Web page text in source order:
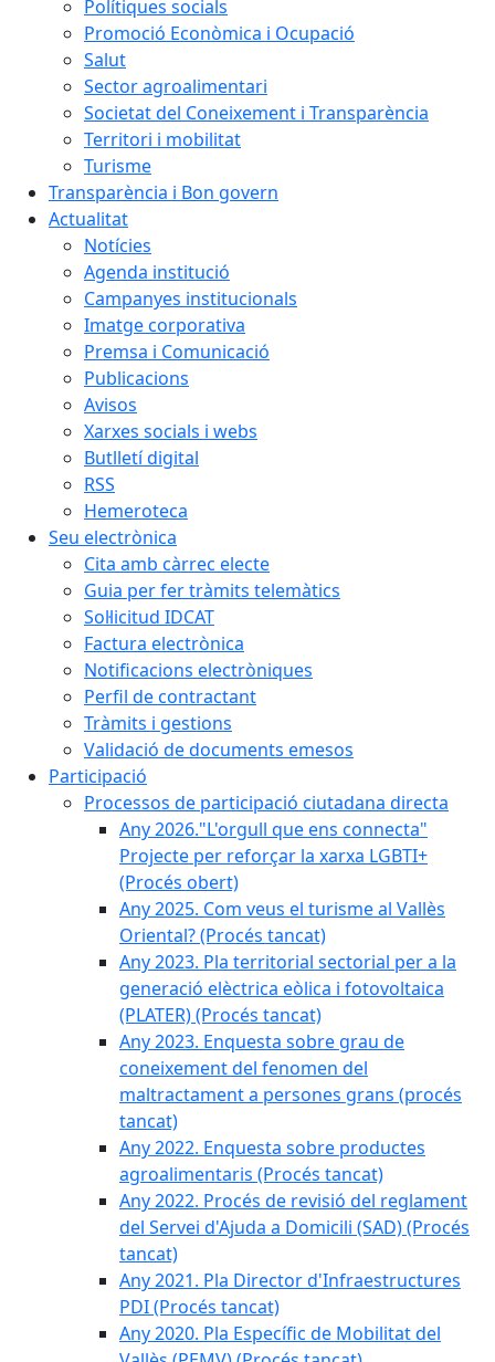
Polítiques socials
Promoció Econòmica i Ocupació
Salut
Sector agroalimentari
Societat del Coneixement i Transparència
Territori i mobilitat
Turisme
Transparència i Bon govern
Actualitat
Notícies
Agenda institució
Campanyes institucionals
Imatge corporativa
Premsa i Comunicació
Publicacions
Avisos
Xarxes socials i webs
Butlletí digital
RSS
Hemeroteca
Seu electrònica
Cita amb càrrec electe
Guia per fer tràmits telemàtics
Sol·licitud IDCAT
Factura electrònica
Notificacions electròniques
Perfil de contractant
Tràmits i gestions
Validació de documents emesos
Participació
Processos de participació ciutadana directa
Any 2026."L'orgull que ens connecta"
Projecte per reforçar la xarxa LGBTI+
(Procés obert)
Any 2025. Com veus el turisme al Vallès
Oriental? (Procés tancat)
Any 2023. Pla territorial sectorial per a la
generació elèctrica eòlica i fotovoltaica
(PLATER) (Procés tancat)
Any 2023. Enquesta sobre grau de
coneixement del fenomen del
maltractament a persones grans (procés
tancat)
Any 2022. Enquesta sobre productes
agroalimentaris (Procés tancat)
Any 2022. Procés de revisió del reglament
del Servei d'Ajuda a Domicili (SAD) (Procés
tancat)
Any 2021. Pla Director d'Infraestructures
PDI (Procés tancat)
Any 2020. Pla Específic de Mobilitat del